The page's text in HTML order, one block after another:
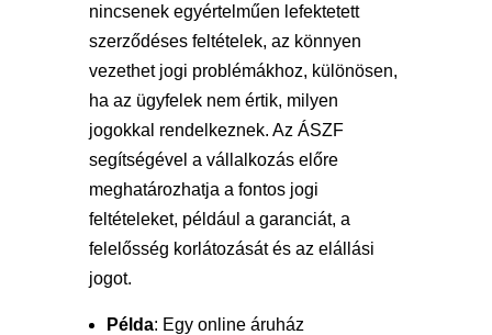
nincsenek egyértelműen lefektetett
szerződéses feltételek, az könnyen
vezethet jogi problémákhoz, különösen,
ha az ügyfelek nem értik, milyen
jogokkal rendelkeznek. Az ÁSZF
segítségével a vállalkozás előre
meghatározhatja a fontos jogi
feltételeket, például a garanciát, a
felelősség korlátozását és az elállási
jogot.
Példa: Egy online áruház